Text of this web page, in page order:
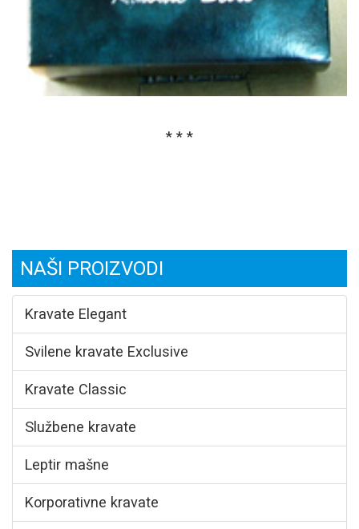
* * *
NAŠI PROIZVODI
Kravate Elegant
Svilene kravate Exclusive
Kravate Classic
Službene kravate
Leptir mašne
Korporativne kravate